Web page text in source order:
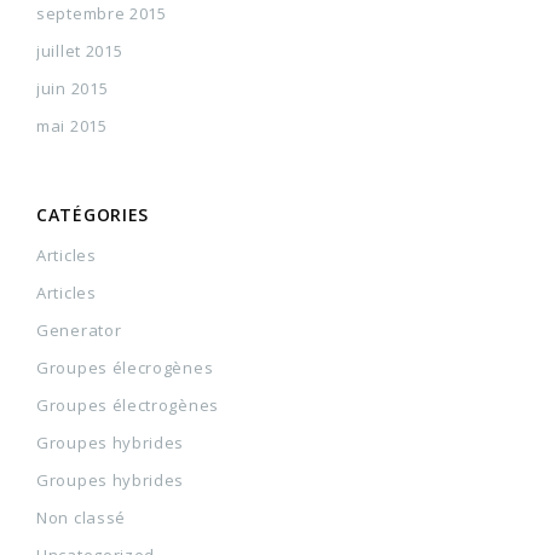
septembre 2015
juillet 2015
juin 2015
mai 2015
CATÉGORIES
Articles
Articles
Generator
Groupes élecrogènes
Groupes électrogènes
Groupes hybrides
Groupes hybrides
Non classé